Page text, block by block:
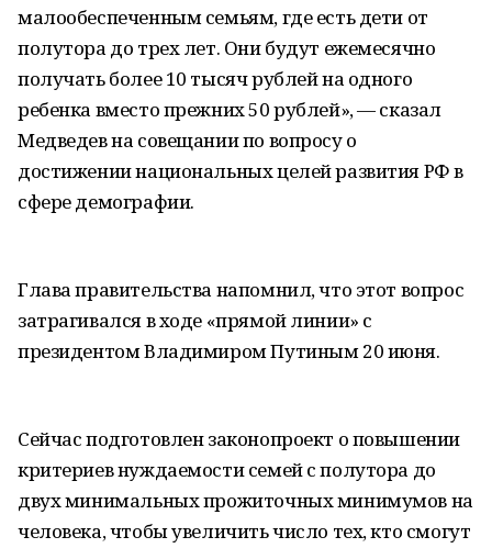
малообеспеченным семьям, где есть дети от
полутора до трех лет. Они будут ежемесячно
получать более 10 тысяч рублей на одного
ребенка вместо прежних 50 рублей», — сказал
Медведев на совещании по вопросу о
достижении национальных целей развития РФ в
сфере демографии.
Глава правительства напомнил, что этот вопрос
затрагивался в ходе «прямой линии» с
президентом Владимиром Путиным 20 июня.
Сейчас подготовлен законопроект о повышении
критериев нуждаемости семей с полутора до
двух минимальных прожиточных минимумов на
человека, чтобы увеличить число тех, кто смогут